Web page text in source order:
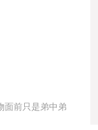
面前只是弟中弟